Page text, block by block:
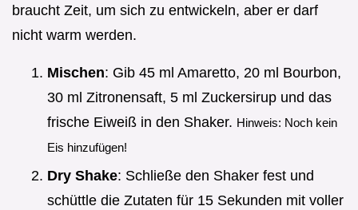
braucht Zeit, um sich zu entwickeln, aber er darf
nicht warm werden.
Mischen: Gib 45 ml Amaretto, 20 ml Bourbon,
30 ml Zitronensaft, 5 ml Zuckersirup und das
frische Eiweiß in den Shaker. Hinweis: Noch kein
Eis hinzufügen!
Dry Shake: Schließe den Shaker fest und
schüttle die Zutaten für 15 Sekunden mit voller